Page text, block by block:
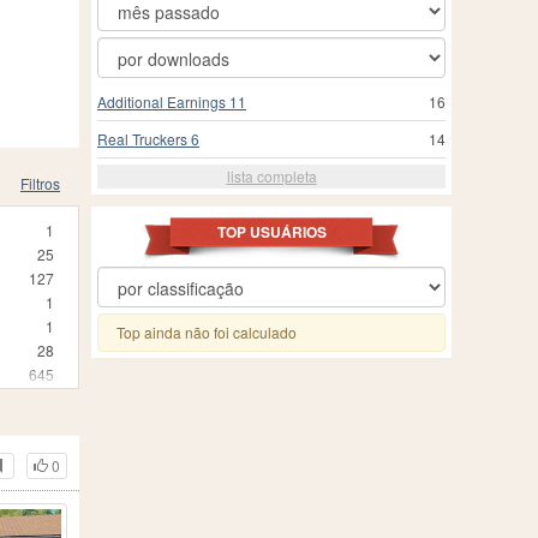
Filtros
1
25
127
1
1
28
645
1
5
1
0
16
Additional Earnings 11
14
Real Truckers 6
lista completa
TOP USUÁRIOS
Top ainda não foi calculado